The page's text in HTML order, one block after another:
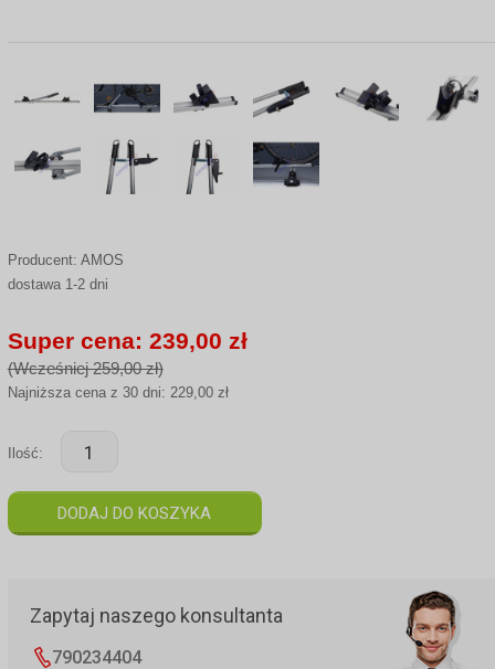
Producent: AMOS
dostawa 1-2 dni
Super cena: 239,00 zł
(Wcześniej 259,00 zł)
Najniższa cena z 30 dni: 229,00 zł
Ilość:
Zapytaj naszego konsultanta
790234404